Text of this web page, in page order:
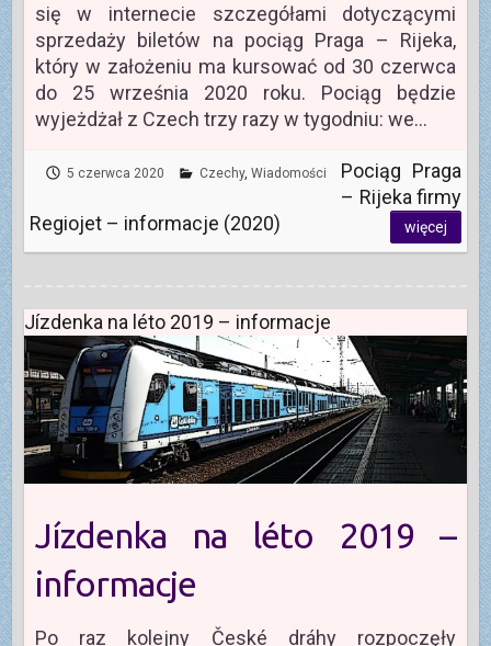
się w internecie szczegółami dotyczącymi
sprzedaży biletów na pociąg Praga – Rijeka,
który w założeniu ma kursować od 30 czerwca
do 25 września 2020 roku. Pociąg będzie
wyjeżdżał z Czech trzy razy w tygodniu: we…
5 czerwca 2020 Czechy, Wiadomości
Pociąg Praga
– Rijeka firmy
Regiojet – informacje (2020)
więcej
Jízdenka na léto 2019 – informacje
Jízdenka na léto 2019 –
informacje
Po raz kolejny České dráhy rozpoczęły